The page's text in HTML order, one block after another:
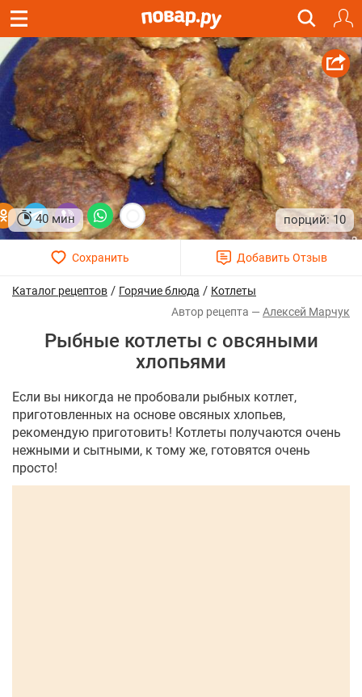
40 мин 10
Каталог рецептов / Горячие блюда / Котлеты
Алексей Марчук
Рыбные котлеты с овсяными
хлопьями
Если вы никогда не пробовали рыбных котлет,
приготовленных на основе овсяных хлопьев,
рекомендую приготовить! Котлеты получаются очень
нежными и сытными, к тому же, готовятся очень
просто!